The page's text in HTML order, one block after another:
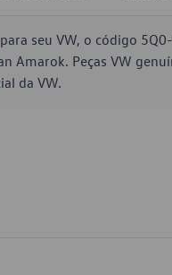
seu VW, o código
Amarok. Peças VW
da VW.